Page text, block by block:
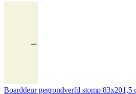
Boarddeur gegrondverfd stomp 83x201,5